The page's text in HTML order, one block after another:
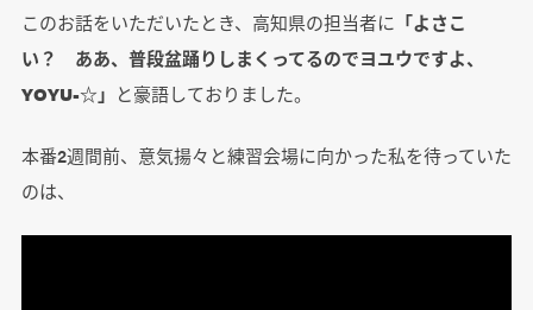
このお話をいただいたとき、高知県の担当者に 「よさこ
い？ ああ、普段盆踊りしまくってるのでヨユウですよ、
YOYU-☆」 と豪語しておりました。
本番2週間前、意気揚々と練習会場に向かった私を待っていた
のは、